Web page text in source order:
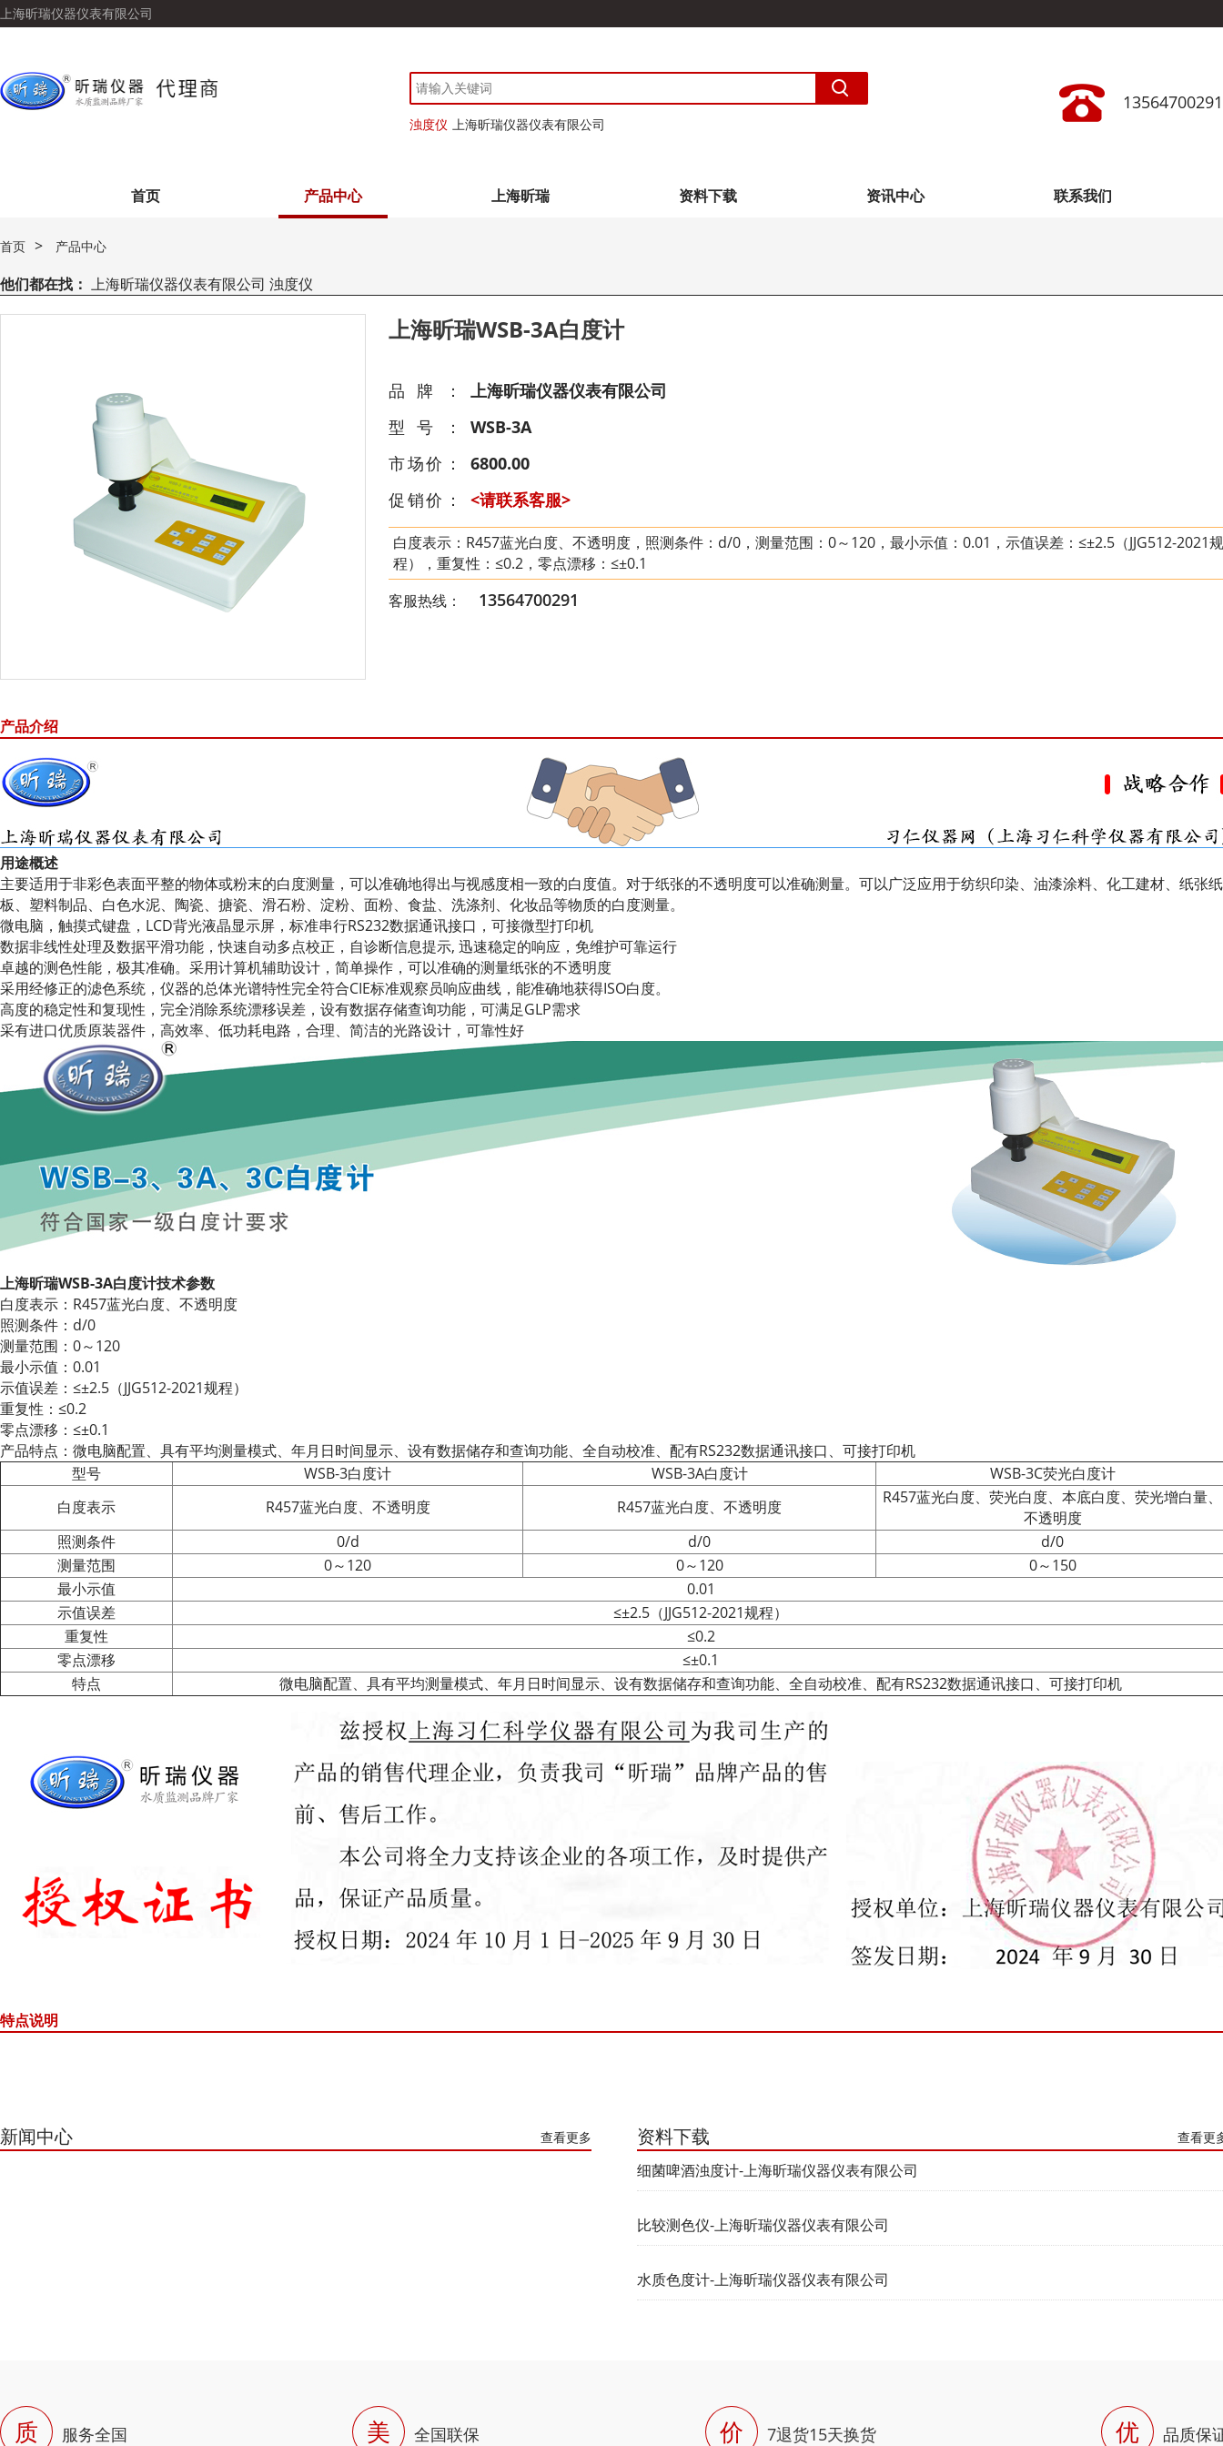
上海昕瑞仪器仪表有限公司
浊度仪 上海昕瑞仪器仪表有限公司
13564700291
首页 产品中心 上海昕瑞 资料下载 资讯中心 联系我们
首页 > 产品中心
他们都在找： 上海昕瑞仪器仪表有限公司 浊度仪
上海昕瑞WSB-3A白度计
品牌：
上海昕瑞仪器仪表有限公司
型号：
WSB-3A
市场价：
6800.00
促销价：
<请联系客服>
白度表示：R457蓝光白度、不透明度，照测条件：d/0，测量范围：0～120，最小示值：0.01，示值误差：≤±2.5（JJG512-2021规
程），重复性：≤0.2，零点漂移：≤±0.1
客服热线：
13564700291
产品介绍
用途概述
主要适用于非彩色表面平整的物体或粉末的白度测量，可以准确地得出与视感度相一致的白度值。对于纸张的不透明度可以准确测量。可以广泛应用于纺织印染、油漆涂料、化工建材、纸张纸
板、塑料制品、白色水泥、陶瓷、搪瓷、滑石粉、淀粉、面粉、食盐、洗涤剂、化妆品等物质的白度测量。
微电脑，触摸式键盘，LCD背光液晶显示屏，标准串行RS232数据通讯接口，可接微型打印机
数据非线性处理及数据平滑功能，快速自动多点校正，自诊断信息提示, 迅速稳定的响应，免维护可靠运行
卓越的测色性能，极其准确。采用计算机辅助设计，简单操作，可以准确的测量纸张的不透明度
采用经修正的滤色系统，仪器的总体光谱特性完全符合CIE标准观察员响应曲线，能准确地获得ISO白度。
高度的稳定性和复现性，完全消除系统漂移误差，设有数据存储查询功能，可满足GLP需求
采有进口优质原装器件，高效率、低功耗电路，合理、简洁的光路设计，可靠性好
上海昕瑞WSB-3A白度计技术参数
白度表示：R457蓝光白度、不透明度
照测条件：d/0
测量范围：0～120
最小示值：0.01
示值误差：≤±2.5（JJG512-2021规程）
重复性：≤0.2
零点漂移：≤±0.1
产品特点：微电脑配置、具有平均测量模式、年月日时间显示、设有数据储存和查询功能、全自动校准、配有RS232数据通讯接口、可接打印机
型号
WSB-3白度计 WSB-3A白度计
WSB-3C荧光白度计
白度表示
R457蓝光白度、不透明度 R457蓝光白度、不透明度
R457蓝光白度、荧光白度、本底白度、荧光增白量、
不透明度
照测条件
0/d d/0
d/0
测量范围
0～120 0～120
0～150
最小示值
0.01
示值误差
≤±2.5（JJG512-2021规程）
重复性
≤0.2
零点漂移
≤±0.1
特点
微电脑配置、具有平均测量模式、年月日时间显示、设有数据储存和查询功能、全自动校准、配有RS232数据通讯接口、可接打印机
特点说明
新闻中心 查看更多 资料下载 查看更
细菌啤酒浊度计-上海昕瑞仪器仪表有限公司
比较测色仪-上海昕瑞仪器仪表有限公司
水质色度计-上海昕瑞仪器仪表有限公司
质 服务全国 美 全国联保 价 7退货15天换货 优 品质保